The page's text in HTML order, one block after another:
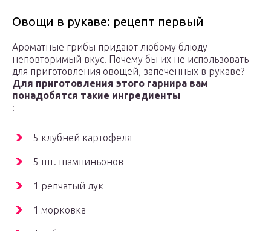
Овощи в рукаве: рецепт первый
Ароматные грибы придают любому блюду
неповторимый вкус. Почему бы их не использовать
для приготовления овощей, запеченных в рукаве?
Для приготовления этого гарнира вам
понадобятся такие ингредиенты
:
5 клубней картофеля
5 шт. шампиньонов
1 репчатый лук
1 морковка